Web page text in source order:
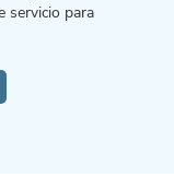
servicio para